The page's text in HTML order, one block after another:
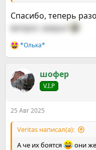
Спасибо, теперь
вопрос закрыт
Р
е
к
ц
и
*Олька*
шофер
V.I.P
25 Авг 2025
Veritas написал(а):
А че их боятся
они